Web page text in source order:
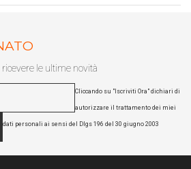
le ultime novità
Cliccando su "Iscriviti Ora" dichiari di
autorizzare il trattamento dei miei
dati personali ai sensi del Dlgs 196 del 30 giugno 2003